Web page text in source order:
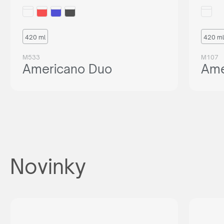
420 ml
M533
Americano Duo
420 ml
M107
Novinky